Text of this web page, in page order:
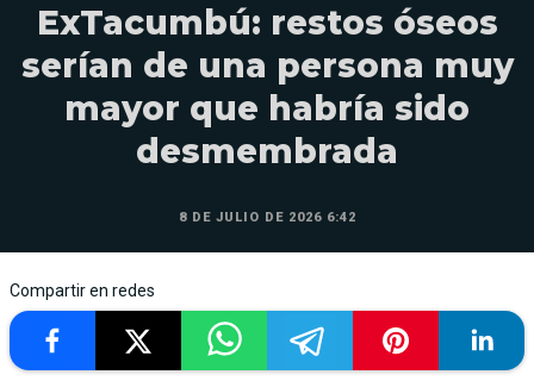
ExTacumbú: restos óseos
serían de una persona muy
mayor que habría sido
desmembrada
8 DE JULIO DE 2026 6:42
Compartir en redes